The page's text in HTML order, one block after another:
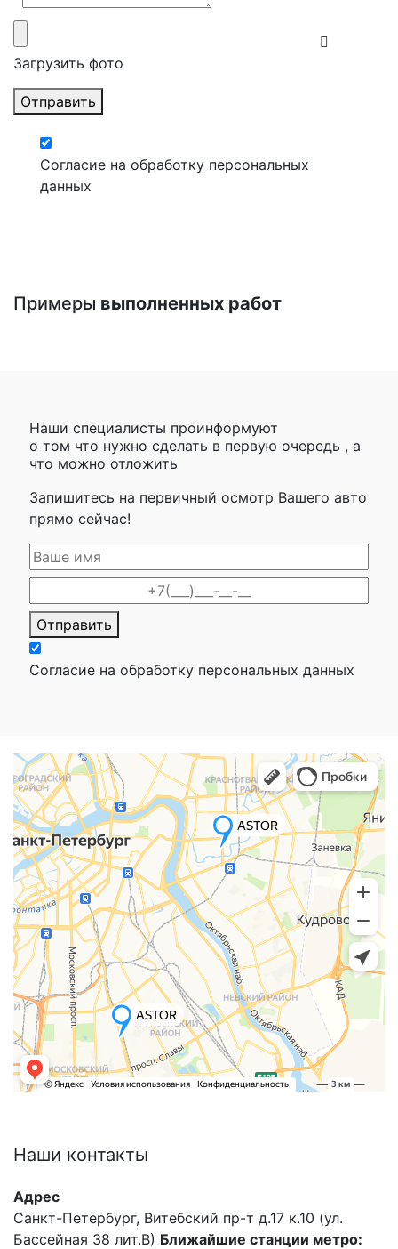
Загрузить фото
Отправить
Согласие на обработку персональных
данных
Примеры выполненных работ
Наши специалисты проинформуют
о том что нужно сделать в первую очередь , а
что можно отложить
Запишитесь на первичный осмотр Вашего авто
прямо сейчас!
Отправить
Согласие на обработку персональных данных
Наши контакты
Адрес
Санкт-Петербург, Витебский пр-т д.17 к.10 (ул.
Бассейная 38 лит.В) Ближайшие станции метро: